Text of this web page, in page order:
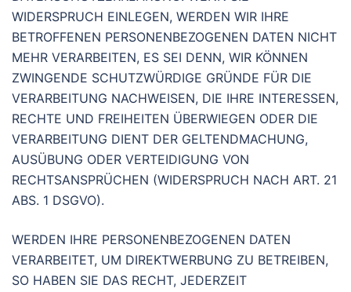
WIDERSPRUCH EINLEGEN, WERDEN WIR IHRE
BETROFFENEN PERSONENBEZOGENEN DATEN NICHT
MEHR VERARBEITEN, ES SEI DENN, WIR KÖNNEN
ZWINGENDE SCHUTZWÜRDIGE GRÜNDE FÜR DIE
VERARBEITUNG NACHWEISEN, DIE IHRE INTERESSEN,
RECHTE UND FREIHEITEN ÜBERWIEGEN ODER DIE
VERARBEITUNG DIENT DER GELTENDMACHUNG,
AUSÜBUNG ODER VERTEIDIGUNG VON
RECHTSANSPRÜCHEN (WIDERSPRUCH NACH ART. 21
ABS. 1 DSGVO).
WERDEN IHRE PERSONENBEZOGENEN DATEN
VERARBEITET, UM DIREKTWERBUNG ZU BETREIBEN,
SO HABEN SIE DAS RECHT, JEDERZEIT